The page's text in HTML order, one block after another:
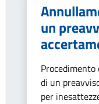
un
di un
per